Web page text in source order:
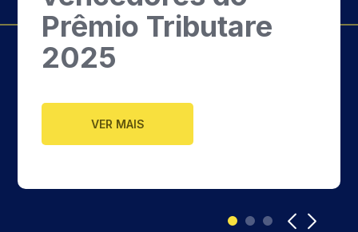
Prêmio Tributare
2025
VER MAIS